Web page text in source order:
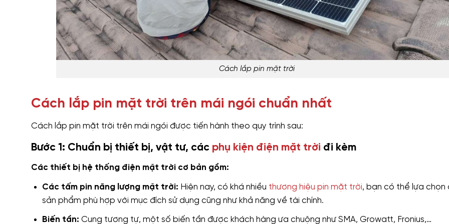
Cách lắp pin mặt trời
Cách lắp pin mặt trời trên mái ngói chuẩn nhất
Cách lắp pin mặt trời trên mái ngói được tiến hành theo quy trình sau:
Bước 1: Chuẩn bị thiết bị, vật tư, các phụ kiện điện mặt trời đi kèm
Các thiết bị hệ thống điện mặt trời cơ bản gồm:
Các tấm pin năng lượng mặt trời: Hiện nay, có khá nhiều thương hiệu pin mặt trời, bạn có thể lựa chọn
sản phẩm phù hợp với mục đích sử dụng cũng như khả năng về tài chính.
Biến tần: Cung tương tự, một số biến tần được khách hàng ưa chuộng như SMA, Growatt, Fronius,…